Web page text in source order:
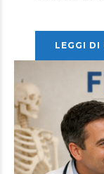
LEGGI DI